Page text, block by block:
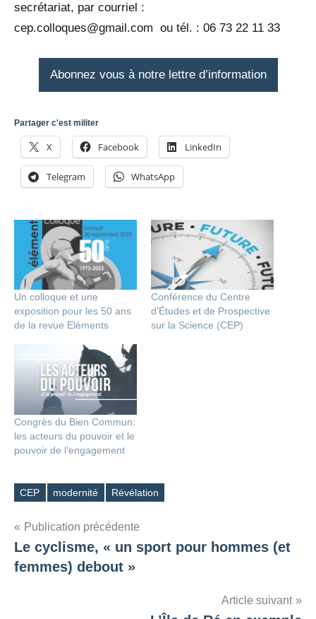
secrétariat, par courriel :
cep.colloques@gmail.com ou tél. : 06 73 22 11 33
Abonnez vous à notre lettre d’information
Partager c'est militer
X Facebook LinkedIn
Telegram WhatsApp
Un colloque et une
exposition pour les 50 ans
de la revue Eléments
Conférence du Centre
d’Études et de Prospective
sur la Science (CEP)
Congrès du Bien Commun:
les acteurs du pouvoir et le
pouvoir de l’engagement
Étiquettes
CEP modernité Révélation
Navigation
de
Publication précédente
Le cyclisme, « un sport pour hommes (et
femmes) debout »
Article suivant